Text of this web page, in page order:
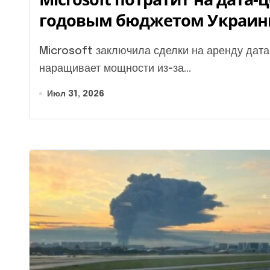
годовым бюджетом
Microsoft заключила сделки на аренду дата-центров более чем на $130 млрд. Компания
наращивает мощности из-за...
Июл 31, 2026